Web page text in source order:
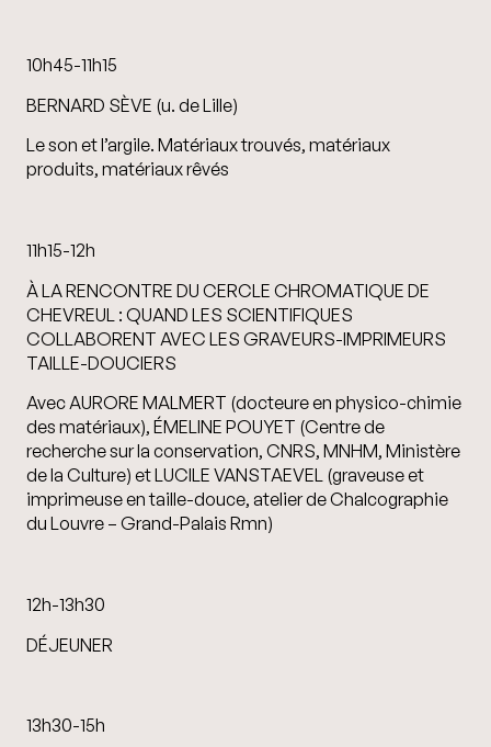
10h45-11h15
BERNARD SÈVE (u. de Lille)
Le son et l’argile. Matériaux trouvés, matériaux
produits, matériaux rêvés
11h15-12h
À LA RENCONTRE DU CERCLE CHROMATIQUE DE
CHEVREUL : QUAND LES SCIENTIFIQUES
COLLABORENT AVEC LES GRAVEURS-IMPRIMEURS
TAILLE-DOUCIERS
Avec AURORE MALMERT (docteure en physico-chimie
des matériaux), ÉMELINE POUYET (Centre de
recherche sur la conservation, CNRS, MNHM, Ministère
de la Culture) et LUCILE VANSTAEVEL (graveuse et
imprimeuse en taille-douce, atelier de Chalcographie
du Louvre – Grand-Palais Rmn)
12h-13h30
DÉJEUNER
13h30-15h